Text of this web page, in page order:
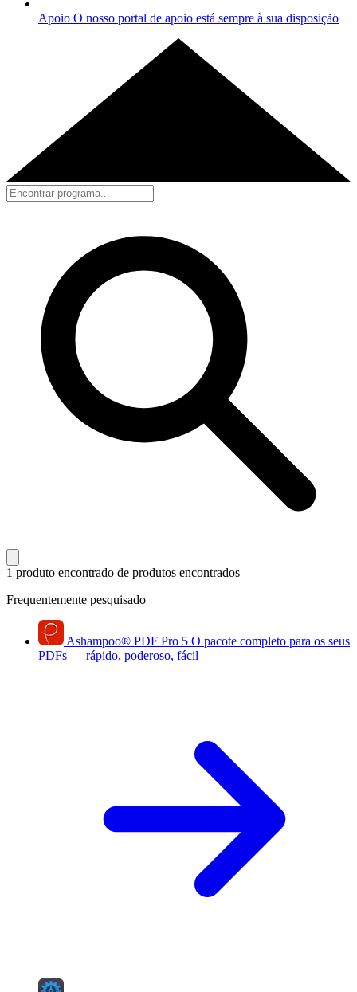
Apoio O nosso portal de apoio está sempre à sua disposição
1 produto encontrado de produtos encontrados
Frequentemente pesquisado
Ashampoo® PDF Pro 5 O pacote completo para os seus
PDFs — rápido, poderoso, fácil